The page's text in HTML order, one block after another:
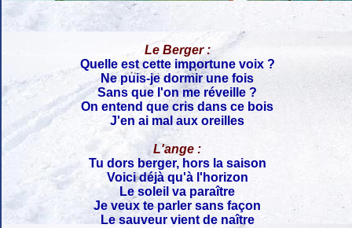
Le Berger :
Quelle est cette importune voix ?
Ne puis-je dormir une fois
Sans que l'on me réveille ?
On entend que cris dans ce bois
J'en ai mal aux oreilles
L'ange :
Tu dors berger, hors la saison
Voici déjà qu'à l'horizon
Le soleil va paraître
Je veux te parler sans façon
Le sauveur vient de naître